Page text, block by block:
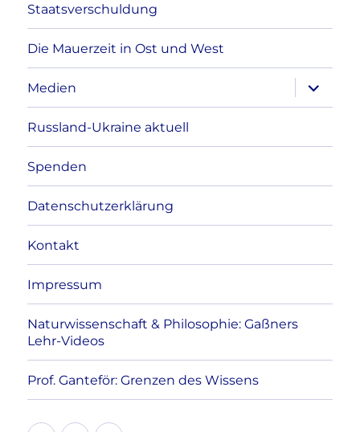
Staatsverschuldung
Die Mauerzeit in Ost und West
Medien
anzeigen
Russland-Ukraine aktuell
Spenden
Datenschutzerklärung
Kontakt
Impressum
Naturwissenschaft & Philosophie: Gaßners
Lehr-Videos
Prof. Ganteför: Grenzen des Wissens